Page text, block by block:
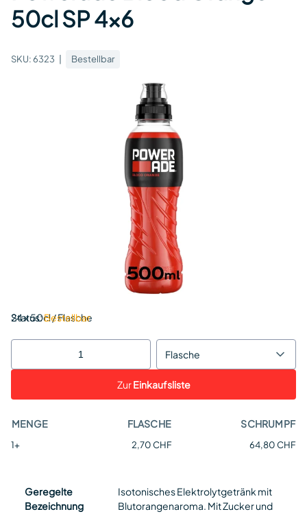
50cl SP 4x6
SKU:6323 Bestellbar
Status:Bestellbar
24 x 50cl / Flasche
Flasche
ZurEinkaufsliste
MENGE FLASCHE SCHRUMPF
1+ 2,70 CHF 64,80 CHF
Geregelte
Bezeichnung
Isotonisches Elektrolytgetränk mit
Blutorangenaroma. Mit Zucker und